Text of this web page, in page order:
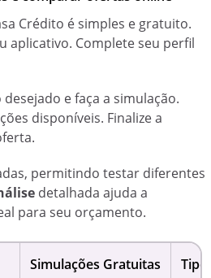
Crédito é simples e gratuito.
aplicativo. Complete seu perfil
e faça a simulação.
disponíveis. Finalize a
permitindo testar diferentes
detalhada ajuda a
para seu orçamento.
Simulações Gratuitas